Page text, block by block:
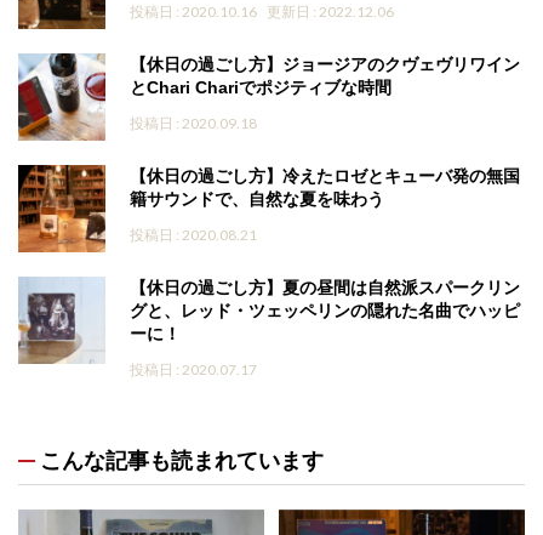
投稿日 : 2020.10.16 更新日 : 2022.12.06
【休日の過ごし方】ジョージアのクヴェヴリワイン
とChari Chariでポジティブな時間
投稿日 : 2020.09.18
【休日の過ごし方】冷えたロゼとキューバ発の無国
籍サウンドで、自然な夏を味わう
投稿日 : 2020.08.21
【休日の過ごし方】夏の昼間は自然派スパークリン
グと、レッド・ツェッペリンの隠れた名曲でハッピ
ーに！
投稿日 : 2020.07.17
こんな記事も読まれています